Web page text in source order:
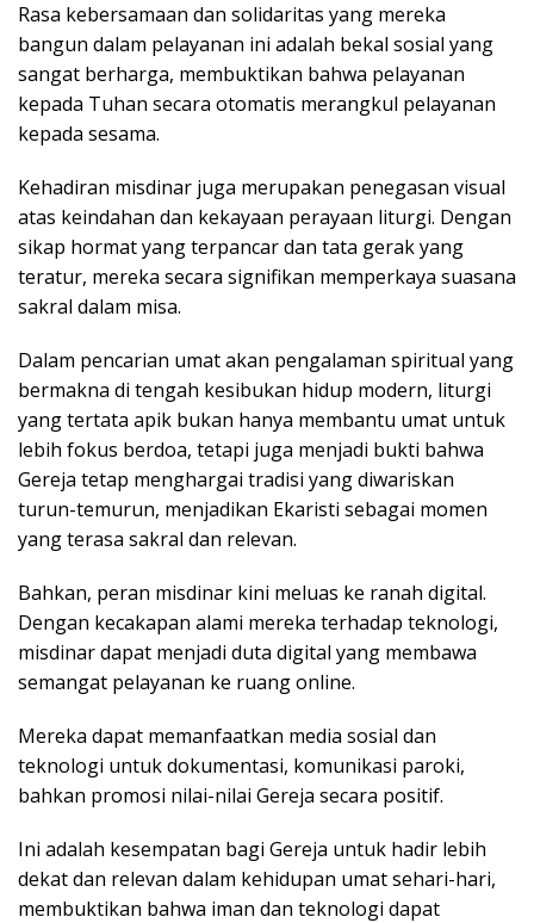
Rasa kebersamaan dan solidaritas yang mereka
bangun dalam pelayanan ini adalah bekal sosial yang
sangat berharga, membuktikan bahwa pelayanan
kepada Tuhan secara otomatis merangkul pelayanan
kepada sesama.
Kehadiran misdinar juga merupakan penegasan visual
atas keindahan dan kekayaan perayaan liturgi. Dengan
sikap hormat yang terpancar dan tata gerak yang
teratur, mereka secara signifikan memperkaya suasana
sakral dalam misa.
Dalam pencarian umat akan pengalaman spiritual yang
bermakna di tengah kesibukan hidup modern, liturgi
yang tertata apik bukan hanya membantu umat untuk
lebih fokus berdoa, tetapi juga menjadi bukti bahwa
Gereja tetap menghargai tradisi yang diwariskan
turun-temurun, menjadikan Ekaristi sebagai momen
yang terasa sakral dan relevan.
Bahkan, peran misdinar kini meluas ke ranah digital.
Dengan kecakapan alami mereka terhadap teknologi,
misdinar dapat menjadi duta digital yang membawa
semangat pelayanan ke ruang online.
Mereka dapat memanfaatkan media sosial dan
teknologi untuk dokumentasi, komunikasi paroki,
bahkan promosi nilai-nilai Gereja secara positif.
Ini adalah kesempatan bagi Gereja untuk hadir lebih
dekat dan relevan dalam kehidupan umat sehari-hari,
membuktikan bahwa iman dan teknologi dapat